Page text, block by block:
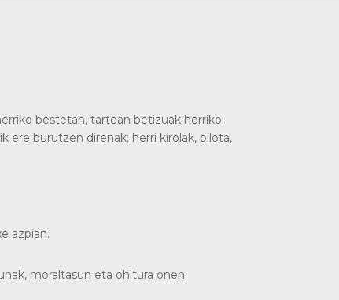
bestetan, tartean betizuak herriko
ere burutzen direnak; herri kirolak, pilota,
azpian.
moraltasun eta ohitura onen